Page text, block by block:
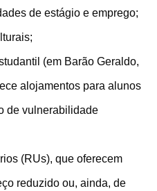
de estágio e emprego;
(em Barão Geraldo,
alojamentos para alunos
de vulnerabilidade
(RUs), que oferecem
reduzido ou, ainda, de